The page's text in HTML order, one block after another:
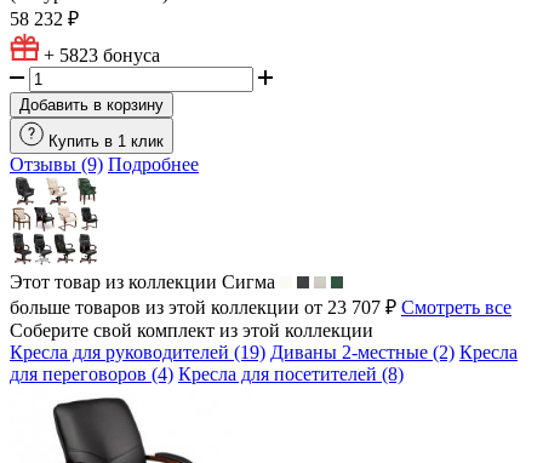
58 232 ₽
+ 5823 бонуса
Добавить в корзину
Купить в 1 клик
Отзывы (9) Подробнее
Этот товар из коллекции Сигма
больше товаров из этой коллекции от 23 707 ₽ Смотреть все
Соберите свой комплект из этой коллекции
Кресла для руководителей (19) Диваны 2-местные (2) Кресла
для переговоров (4) Кресла для посетителей (8)